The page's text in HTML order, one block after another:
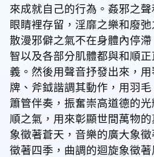
來成就自己的行為。姦邪之
眼睛裡存留，淫靡之樂和廢
散漫邪僻之氣不在身體內停
智以及各部分肌體都與和順
義。然後用聲音抒發出來，
牌、斧鉞諧調其動作，用羽
簫管伴奏，振奮崇高道德的
順之氣，用來彰顯世間萬物
象徵著蒼天，音樂的廣大象
徵著四季，曲調的迴旋象徵